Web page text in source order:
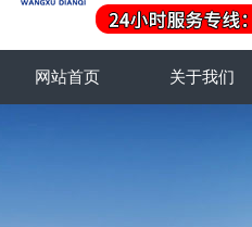
网站首页 关于我们